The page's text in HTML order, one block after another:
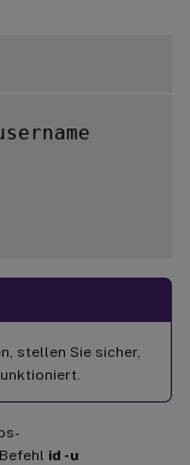
stellen Sie sicher,
id -u